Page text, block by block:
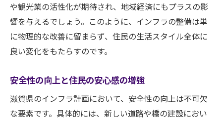
や観光業の活性化が期待され、地域経済にもプラスの影
響を与えるでしょう。このように、インフラの整備は単
に物理的な改善に留まらず、住民の生活スタイル全体に
良い変化をもたらすのです。
安全性の向上と住民の安心感の増強
滋賀県のインフラ計画において、安全性の向上は不可欠
な要素です。具体的には、新しい道路や橋の建設におい